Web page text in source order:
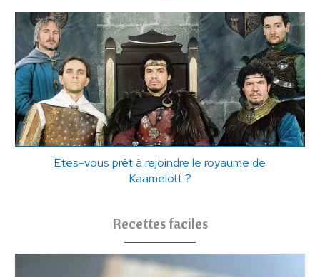
Etes-vous prêt à rejoindre le royaume de
Kaamelott ?
Recettes faciles